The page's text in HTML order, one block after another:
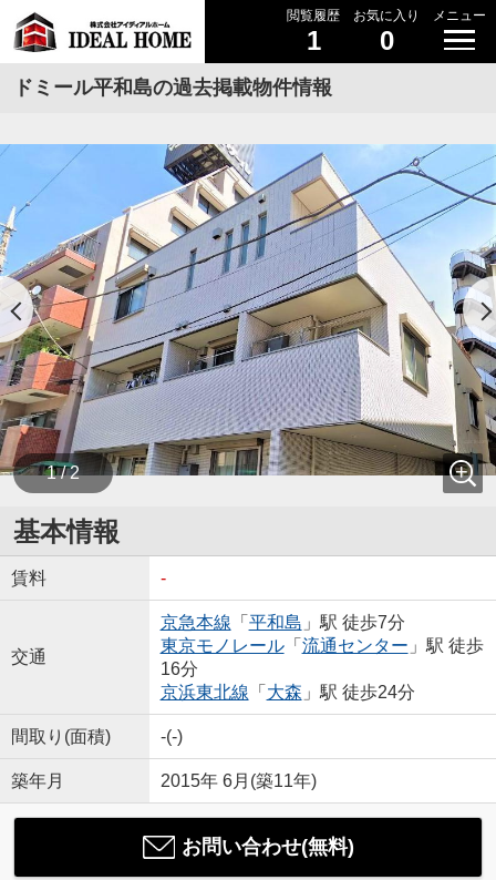
閲覧履歴
1
お気に入り
0
メニュー
ドミール平和島の過去掲載物件情報
1 / 2
基本情報
賃料 -
交通
京急本線 「 平和島 」駅 徒歩7分
東京モノレール「 流通センター 」駅 徒歩
16分
京浜東北線 「 大森 」駅 徒歩24分
間取り(面積) -(-)
築年月 2015年 6月(築11年)
お問い合わせ(無料)